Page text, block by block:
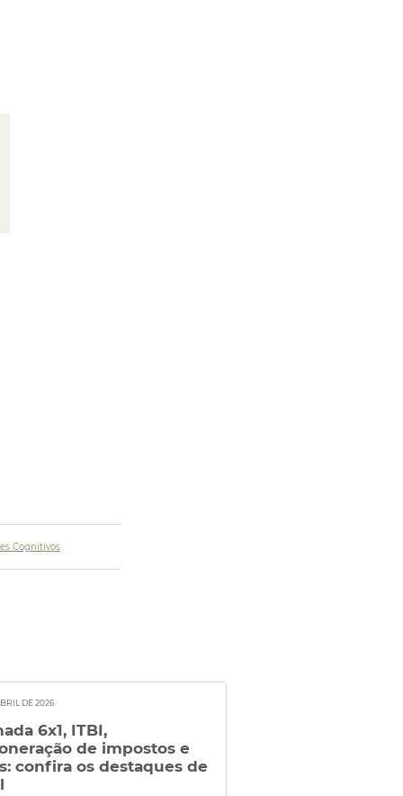
Cognitivos
DE 2026
6x1, ITBI,
de impostos e
confira os destaques de